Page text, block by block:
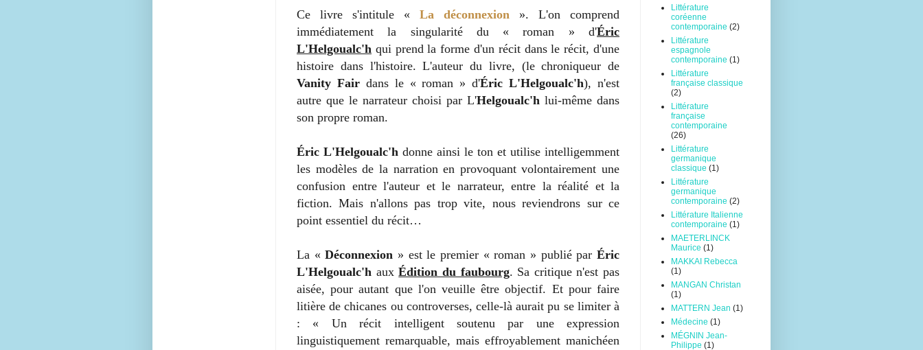
Ce livre s'intitule « La déconnexion ». L'on comprend
immédiatement la singularité du « roman » d'Éric
L'Helgoualc'h qui prend la forme d'un récit dans le récit, d'une
histoire dans l'histoire. L'auteur du livre, (le chroniqueur de
Vanity Fairdans le « roman » d'Éric L'Helgoualc'h), n'est
autre que le narrateur choisi par L'Helgoualc'h lui-même dans
son propre roman.
Éric L'Helgoualc'h donne ainsi le ton et utilise intelligemment
les modèles de la narration en provoquant volontairement une
confusion entre l'auteur et le narrateur, entre la réalité et la
fiction. Mais n'allons pas trop vite, nous reviendrons sur ce
point essentiel du récit…
La «Déconnexion » est le premier « roman » publié parÉric
L'Helgoualc'h auxÉdition du faubourg. Sa critique n'est pas
aisée, pour autant que l'on veuille être objectif. Et pour faire
litière de chicanes ou controverses, celle-là aurait pu se limiter à
: « Un récit intelligent soutenu par une expression
linguistiquement remarquable, mais effroyablement manichéen
Littérature
coréenne
contemporaine (2)
Littérature
espagnole
contemporaine (1)
Littérature
française classique
(2)
Littérature
française
contemporaine
(26)
Littérature
germanique
classique (1)
Littérature
germanique
contemporaine (2)
Littérature Italienne
contemporaine (1)
MAETERLINCK
Maurice (1)
MAKKAI Rebecca
(1)
MANGAN Christan
(1)
MATTERN Jean (1)
Médecine (1)
MÉGNIN Jean-
Philippe (1)